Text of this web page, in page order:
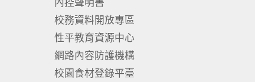
校務資料開放專區
性平教育資源中心
網路內容防護機構
校園食材登錄平臺